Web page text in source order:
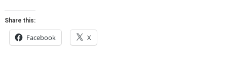
Share this:
Facebook X